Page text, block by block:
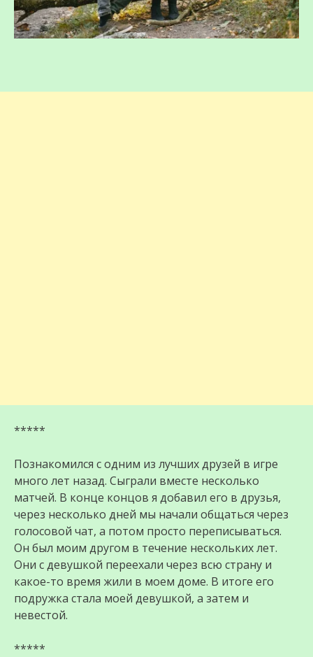
*****
Познакомился с одним из лучших друзей в игре
много лет назад. Сыграли вместе несколько
матчей. В конце концов я добавил его в друзья,
через несколько дней мы начали общаться через
голосовой чат, а потом просто переписываться.
Он был моим другом в течение нескольких лет.
Они с девушкой переехали через всю страну и
какое-то время жили в моем доме. В итоге его
подружка стала моей девушкой, а затем и
невестой.
*****